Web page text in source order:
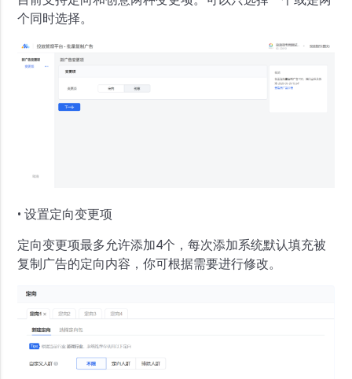
个同时选择。
• 设置定向变更项
定向变更项最多允许添加4个，每次添加系统默认填充被
复制广告的定向内容，你可根据需要进行修改。